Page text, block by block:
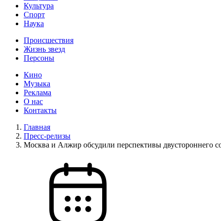
Культура
Спорт
Наука
Происшествия
Жизнь звезд
Персоны
Кино
Музыка
Реклама
О нас
Контакты
Главная
Пресс-релизы
Москва и Алжир обсудили перспективы двустороннего